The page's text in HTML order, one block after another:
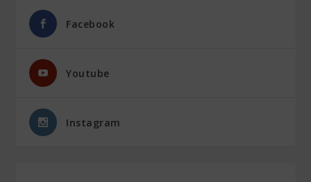
Facebook
Youtube
Instagram